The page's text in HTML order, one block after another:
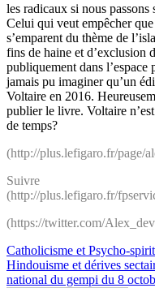
les radicaux si nous passons
Celui qui veut empêcher que
s’emparent du thème de
fins de haine et d’exclusion
publiquement dans l’espace
jamais pu imaginer qu’un
Voltaire en 2016.
publier le livre. Voltaire
de temps?
(http://plus.lefigaro.fr/page/
Suivre
(http://plus.lefigaro.fr/
(https://twitter.com/
Navigation
de
Catholicisme et Psycho-
Hindouisme et dérives
national du gempi du 8